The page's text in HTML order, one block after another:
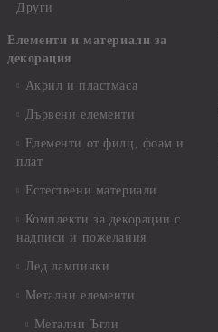
Други
Елементи и материали за
декорация
Акрил и пластмаса
Дървени елементи
Елементи от филц, фоам и
плат
Естествени материали
Комплекти за декорации с
надписи и пожелания
Лед лампички
Метални елементи
Метални Ъгли